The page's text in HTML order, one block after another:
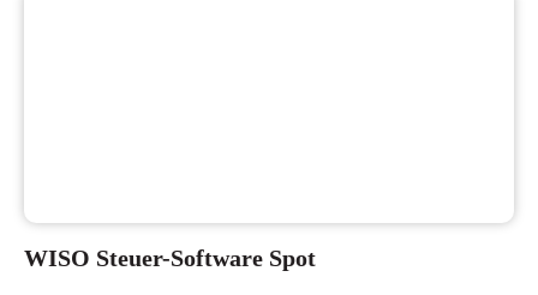
WISO Steuer-Software Spot